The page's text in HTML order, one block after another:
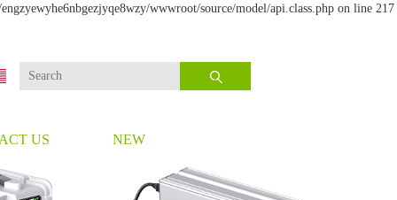
wwwroot/source/model/api.class.php on line 217
US NEW